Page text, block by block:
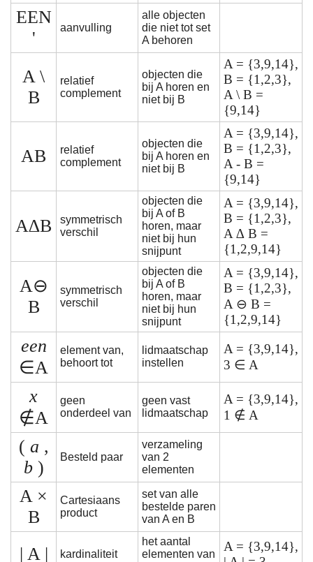
EEN
'
aanvulling
alle objecten
die niet tot set
A behoren
A \
B
relatief
complement
objecten die
bij A horen en
niet bij B
A = {3,9,14},
B = {1,2,3},
A \ B =
{9,14}
AB
relatief
complement
objecten die
bij A horen en
niet bij B
A = {3,9,14},
B = {1,2,3},
A - B =
{9,14}
A∆B
symmetrisch
verschil
objecten die
bij A of B
horen, maar
niet bij hun
snijpunt
A = {3,9,14},
B = {1,2,3},
A ∆ B =
{1,2,9,14}
A⊖
B
symmetrisch
verschil
objecten die
bij A of B
horen, maar
niet bij hun
snijpunt
A = {3,9,14},
B = {1,2,3},
A ⊖ B =
{1,2,9,14}
een
∈A
element van,
behoort tot
lidmaatschap
instellen
A = {3,9,14},
3 ∈ A
x
∉A
geen
onderdeel van
geen vast
lidmaatschap
A = {3,9,14},
1 ∉ A
( a ,
b)
Besteld paar
verzameling
van 2
elementen
A ×
B
Cartesiaans
product
set van alle
bestelde paren
van A en B
| A | kardinaliteit
het aantal
elementen van
A = {3,9,14},